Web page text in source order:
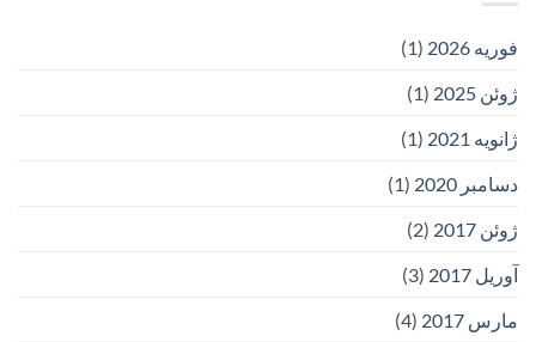
فوریه 2026
(1)
ژوئن 2025
(1)
ژانویه 2021
(1)
دسامبر 2020
(1)
ژوئن 2017
(2)
آوریل 2017
(3)
مارس 2017
(4)